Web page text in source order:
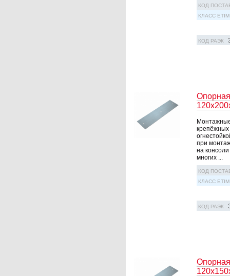
КОД
КЛАСС ETIM
КОД РАЭК
Опорная
при
на
многих ...
КОД
КЛАСС ETIM
КОД РАЭК
Опорная